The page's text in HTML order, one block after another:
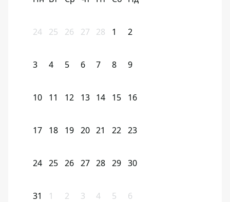
24 25 26 27 28 1 2
3 4 5 6 7 8 9
10 11 12 13 14 15 16
17 18 19 20 21 22 23
24 25 26 27 28 29 30
31 1 2 3 4 5 6